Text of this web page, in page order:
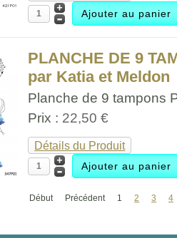
PLANCHE DE 9
par Katia et Meldon
Planche de 9 tampons
Prix : 22,50 €
Détails du Produit
Début Précédent 1 2 3 4